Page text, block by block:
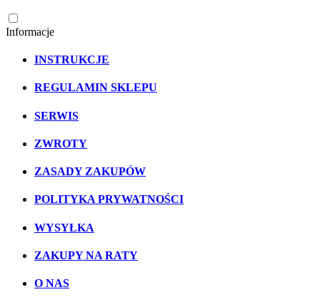
Informacje
INSTRUKCJE
REGULAMIN SKLEPU
SERWIS
ZWROTY
ZASADY ZAKUPÓW
POLITYKA PRYWATNOŚCI
WYSYŁKA
ZAKUPY NA RATY
O NAS